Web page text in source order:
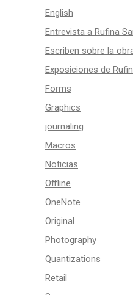
English
Entrevista a Rufina
Escriben sobre la
Exposiciones de
Forms
Graphics
journaling
Macros
Noticias
Offline
OneNote
Original
Photography
Quantizations
Retail